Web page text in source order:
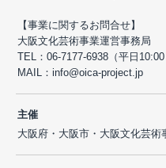
【事業に関するお問合せ】
大阪文化芸術事業運営事務局
TEL：06-7177-6938（平日10:00
MAIL：info@oica-project.jp
主催
大阪府・大阪市・大阪文化芸術